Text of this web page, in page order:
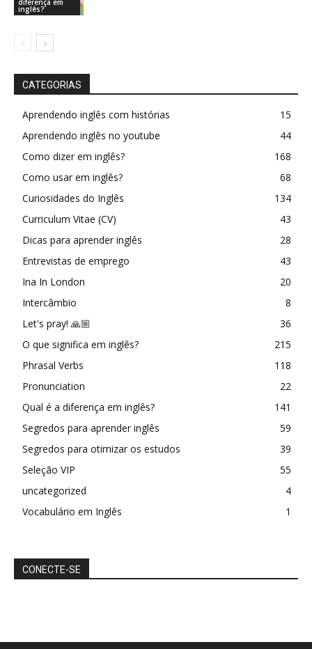
diferença em
inglês?
CATEGORIAS
Aprendendo inglês com histórias
15
Aprendendo inglês no youtube
44
Como dizer em inglês?
168
Como usar em inglês?
68
Curiosidades do Inglês
134
Curriculum Vitae (CV)
43
Dicas para aprender inglês
28
Entrevistas de emprego
43
Ina In London
20
Intercâmbio
8
Let's pray! 🙏🏼
36
O que significa em inglês?
215
Phrasal Verbs
118
Pronunciation
22
Qual é a diferença em inglês?
141
Segredos para aprender inglês
59
Segredos para otimizar os estudos
39
Seleção VIP
55
uncategorized
4
Vocabulário em Inglês
1
CONECTE-SE